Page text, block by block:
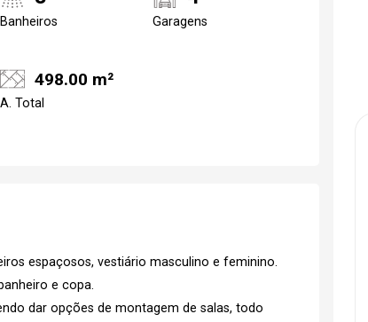
Banheiros Garagens
498.00 m²
A. Total
espaçosos, vestiário masculino e feminino.
e copa.
dar opções de montagem de salas, todo